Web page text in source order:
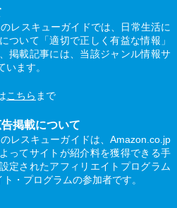
レスキューガイドでは、日常生活に
ついて「適切で正しく有益な情報」
掲載記事には、当該ジャンル情報サ
ます。
こちら まで
掲載について
レスキューガイドは、Amazon.co.jp
ってサイトが紹介料を獲得できる手
定されたアフィリエイトプログラム
・プログラムの参加者です。